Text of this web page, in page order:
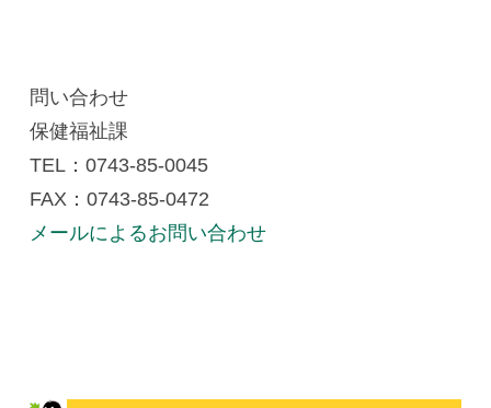
問い合わせ
保健福祉課
TEL：0743-85-0045
FAX：0743-85-0472
メールによるお問い合わせ